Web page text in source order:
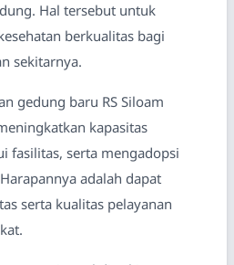
Hal tersebut untuk
berkualitas bagi
sekitarnya.
gedung baru RS Siloam
kapasitas
fasilitas, serta mengadopsi
adalah dapat
serta kualitas pelayanan